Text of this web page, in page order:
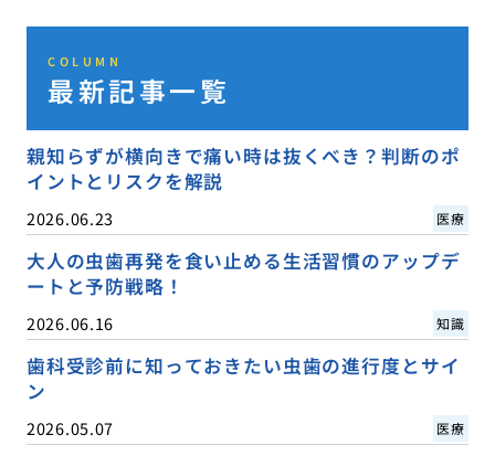
COLUMN
最新記事一覧
親知らずが横向きで痛い時は抜くべき？判断のポ
イントとリスクを解説
2026.06.23 医療
大人の虫歯再発を食い止める生活習慣のアップデ
ートと予防戦略！
2026.06.16 知識
歯科受診前に知っておきたい虫歯の進行度とサイ
ン
2026.05.07 医療